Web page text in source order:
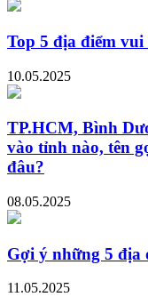
Top 5 địa điểm
10.05.2025
TP.HCM, Bình
vào tỉnh nào, tên
đâu?
08.05.2025
Gợi ý những 5 địa
11.05.2025